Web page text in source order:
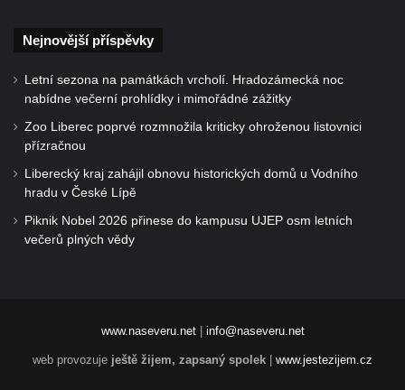
Nejnovější příspěvky
Letní sezona na památkách vrcholí. Hradozámecká noc
nabídne večerní prohlídky i mimořádné zážitky
Zoo Liberec poprvé rozmnožila kriticky ohroženou listovnici
přízračnou
Liberecký kraj zahájil obnovu historických domů u Vodního
hradu v České Lípě
Piknik Nobel 2026 přinese do kampusu UJEP osm letních
večerů plných vědy
www.naseveru.net| info@naseveru.net
web provozuje ještě žijem, zapsaný spolek www.jestezijem.cz